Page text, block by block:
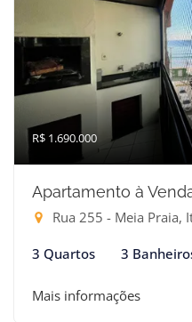
R$ 1.690.000
Apartamento à
Rua 255 - Meia Praia,
3 Quartos 3
Mais informações